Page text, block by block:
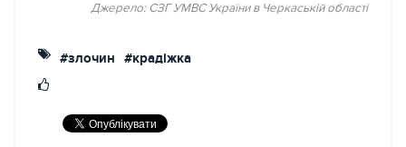
Джерело: СЗГ УМВС України в Черкаській області
#злочин #крадіжка